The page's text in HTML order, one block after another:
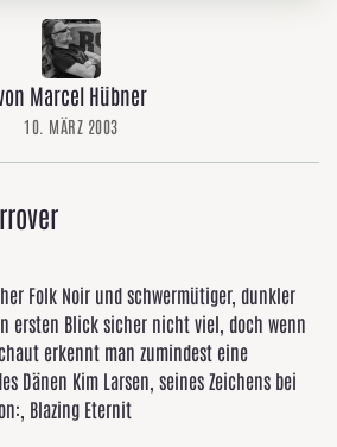
Marcel Hübner
10. MÄRZ 2003
Folk Noir und schwermütiger, dunkler
ersten Blick sicher nicht viel, doch wenn
erkennt man zumindest eine
Dänen Kim Larsen, seines Zeichens bei
Blazing Eternit